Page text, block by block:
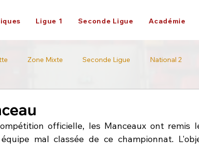
Ligue 1 Seconde Ligue Académie
Zone Mixte Seconde Ligue National 2
officielle, les Manceaux ont remis
mal classée de ce championnat.